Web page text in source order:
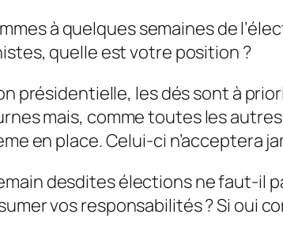
à quelques semaines de
quelle est votre position ?
présidentielle, les dés sont à
mais, comme toutes les
en place. Celui-ci n’acceptera
desdites élections ne faut-il
vos responsabilités ? Si oui